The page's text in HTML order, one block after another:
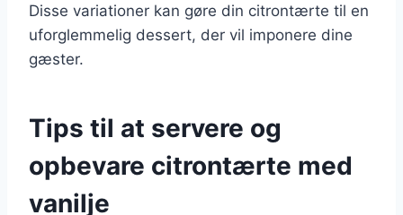
Disse variationer kan gøre din citrontærte til en
uforglemmelig dessert, der vil imponere dine
gæster.
Tips til at servere og
opbevare citrontærte med
vanilje